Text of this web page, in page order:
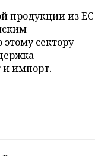
продукции из ЕС
сектору
и импорт.